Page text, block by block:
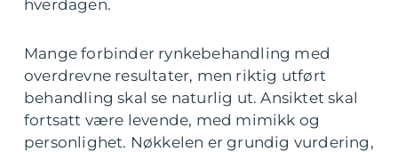
hverdagen.
Mange forbinder rynkebehandling med
overdrevne resultater, men riktig utført
behandling skal se naturlig ut. Ansiktet skal
fortsatt være levende, med mimikk og
personlighet. Nøkkelen er grundig vurdering,